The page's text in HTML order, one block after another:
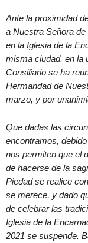
Ante la proximidad
a Nuestra Señora
en la Iglesia de la
misma ciudad, en la
Consiliario se ha
Hermandad de
marzo, y por
Que dadas las
encontramos,
nos permiten que el
de hacerse de la
Piedad se realice
se merece, y dado
de celebrar las
Iglesia de la
2021 se suspende.